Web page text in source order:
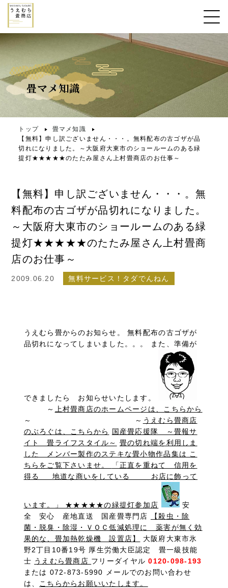
畳マメ知識
トップ
畳マメ知識
【無料】申し訳ございません・・・。無料配布の古ゴザが品
切れになりました。～大阪府大東市のショールームのある緑
提灯★★★★★のたたみ屋さん上村畳商店のお仕事～
【無料】申し訳ございません・・・。無
料配布の古ゴザが品切れになりました。
～大阪府大東市のショールームのある緑
提灯★★★★★のたたみ屋さん上村畳商
店のお仕事～
2009.06.20 無料サービス！タダでんねん
うえむら畳からのお知らせ。 無料配布の古ゴザが
品切れになってしまいました。。。 また、準備が
できましたら お知らせいたします。
～
上村畳商店のホームページは、こちらから
～ ～ うえむら畳商店
のぶろぐは、こちらから
国産畳応援隊 ～畳報サ
イト 畳ライフスタイル～
畳の切れ端を利用しま
した メンバー製作のステキな畳小物作品集は こ
ちらをご覧下さいませ。
「正直を重ねて 信用を
得る 地道な商いをしている お店に飾って
います。」 ★★★★★の緑提灯参加店
安
全 安心 産地直送 国産畳専門店
【殺虫・除
菌・脱臭・除湿・ＶＯＣ低減処理に 薬害が無く効
果的な、畳加熱乾燥機 設置店】
大阪府大東市氷
野2丁目10番19号 厚生労働大臣認定 畳一級技能
士 うえむら畳商店 フリーダイヤル 0120-098-193
または 072-873-5990 メールでのお問い合わせ
は、
こちらからお願いいたします。